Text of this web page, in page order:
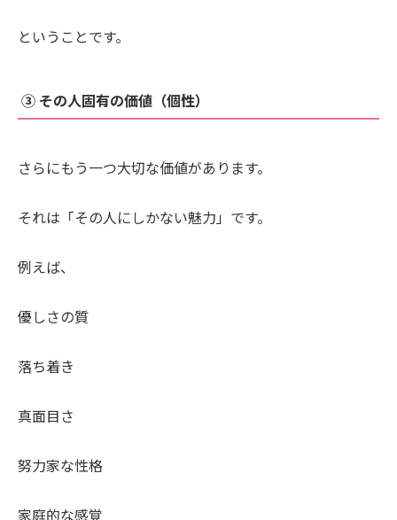
ということです。
③ その人固有の価値（個性）
さらにもう一つ大切な価値があります。
それは「その人にしかない魅力」です。
例えば、
優しさの質
落ち着き
真面目さ
努力家な性格
家庭的な感覚